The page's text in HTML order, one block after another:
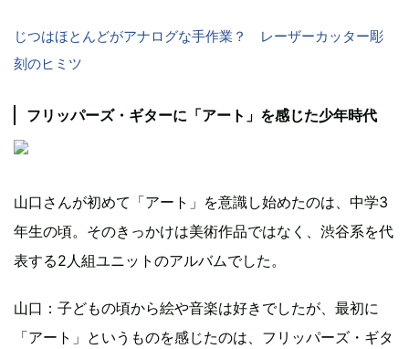
じつはほとんどがアナログな手作業？ レーザーカッター彫
刻のヒミツ
フリッパーズ・ギターに「アート」を感じた少年時代
山口さんが初めて「アート」を意識し始めたのは、中学3
年生の頃。そのきっかけは美術作品ではなく、渋谷系を代
表する2人組ユニットのアルバムでした。
山口：子どもの頃から絵や音楽は好きでしたが、最初に
「アート」というものを感じたのは、フリッパーズ・ギタ